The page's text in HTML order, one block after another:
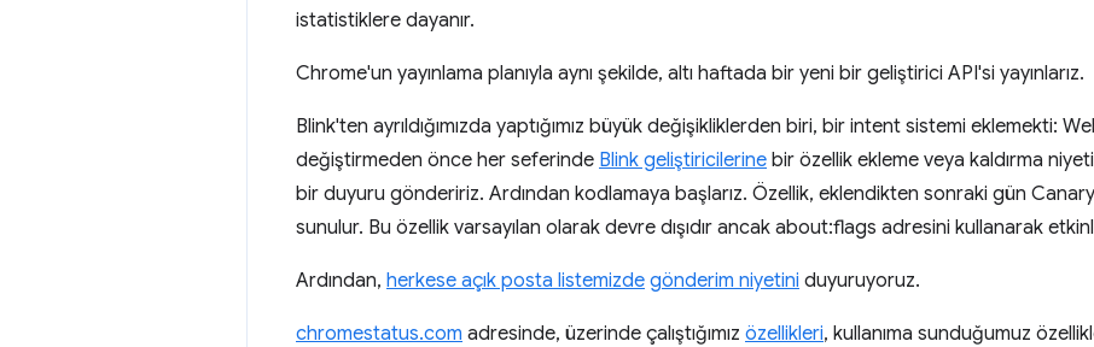
istatistiklere dayanır.
Chrome'un yayınlama planıyla aynı şekilde, altı haftada bir yeni bir geliştirici API'si yayınlarız.
Blink'ten ayrıldığımızda yaptığımız büyük değişikliklerden biri, bir intent sistemi eklemekti:
değiştirmeden önce her seferinde Blink geliştiricilerine bir özellik ekleme veya kaldırma
bir duyuru göndeririz. Ardından kodlamaya başlarız. Özellik, eklendikten sonraki gün
sunulur. Bu özellik varsayılan olarak devre dışıdır ancak about:flags adresini kullanarak
Ardından, herkese açık posta listemizde gönderim niyetini duyuruyoruz.
chromestatus.com adresinde, üzerinde çalıştığımız özellikleri, kullanıma sunduğumuz